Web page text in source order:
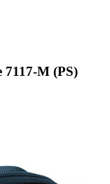
M (PS)